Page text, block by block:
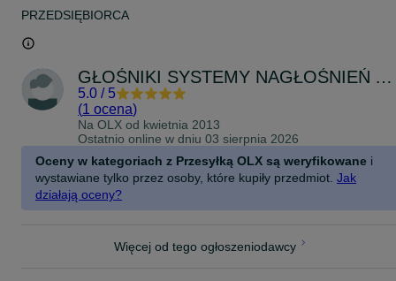
głośnik niskotonowy: 8" (200 mm) Kevlar
głośnik średniotonowy: 5" (135 mm) Kevlar
głośnik wysokotonowy: 1" (25 mm) miękka kopułka
czułość (2,0 V 1 m): 90 dB
szczytowy SPL: 110dB
impedancja nominalna: 6 Ω
minimalna impedancja: 3,5 Ω
pasmo przenoszenia (± 3dB): 40 Hz ~ 20 kHz
przedłużenie basów (-6 dB): 35 Hz
częstotliwość podziału: 630 Hz i 2,4 kHz
wymiary produktu: 300 x 565 x 360 mm
waga netto: 18,40 kg
PRZEDSIĘBIORCA
GŁOŚNIKI SYSTEMY NAGŁOŚNIEŃ AKUSTYKA
5.0 / 5
(1 ocena)
Na OLX od kwietnia 2013
Ostatnio online w dniu 03 sierpnia 2026
Oceny w kategoriach z Przesyłką OLX są weryfikowane i
wystawiane tylko przez osoby, które kupiły przedmiot. Jak
działają oceny?
Więcej od tego ogłoszeniodawcy